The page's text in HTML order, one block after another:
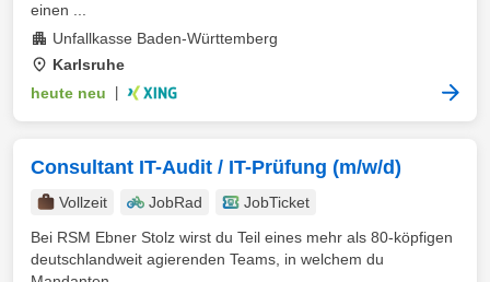
einen ...
Unfallkasse Baden-Württemberg
Karlsruhe
heute neu
Consultant IT-Audit / IT-Prüfung (m/w/d)
Vollzeit JobRad
JobTicket
Bei RSM Ebner Stolz wirst du Teil eines mehr als 80-köpfigen
deutschlandweit agierenden Teams, in welchem du